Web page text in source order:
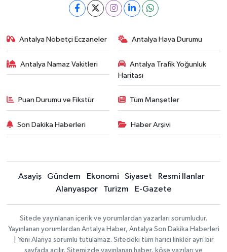
Antalya Nöbetçi Eczaneler Antalya Hava Durumu
Antalya Namaz Vakitleri
Antalya Trafik Yoğunluk
Haritası
Puan Durumu ve Fikstür Tüm Manşetler
Son Dakika Haberleri Haber Arşivi
Asayiş Gündem Ekonomi Siyaset
Resmi İlanlar
Alanyaspor
Turizm E-Gazete
Sitede yayınlanan içerik ve yorumlardan yazarları sorumludur.
Yayınlanan yorumlardan Antalya Haber, Antalya Son Dakika Haberleri
| Yeni Alanya sorumlu tutulamaz. Sitedeki tüm harici linkler ayrı bir
sayfada açılır. Sitemizde yayınlanan haber, köşe yazıları ve